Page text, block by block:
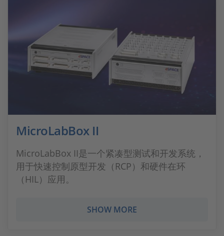
MicroLabBox II
MicroLabBox II是一个紧凑型测试和开发系统，
用于快速控制原型开发（RCP）和硬件在环
（HIL）应用。
SHOW MORE